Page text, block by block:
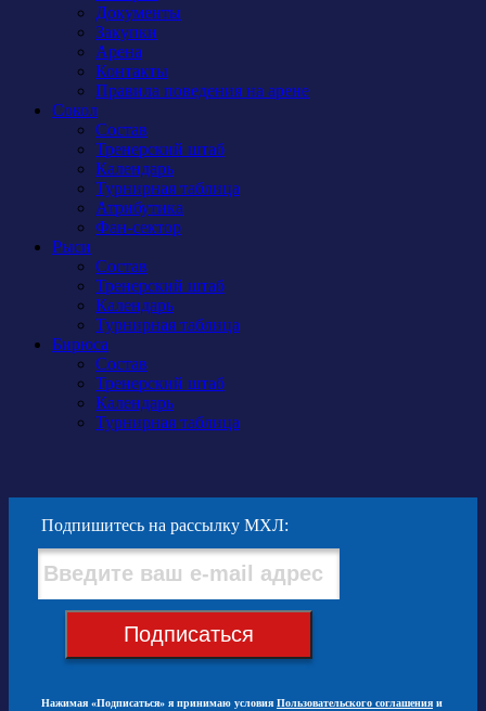
Документы
Закупки
Арена
Контакты
Правила поведения на арене
Сокол
Состав
Тренерский штаб
Календарь
Турнирная таблица
Атрибутика
Фан-сектор
Рыси
Состав
Тренерский штаб
Календарь
Турнирная таблица
Бирюса
Состав
Тренерский штаб
Календарь
Турнирная таблица
Подпишитесь на рассылку МХЛ:
Подписаться
Нажимая «Подписаться» я принимаю условия Пользовательского соглашения и